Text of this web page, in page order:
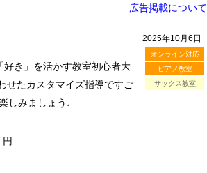
広告掲載について
2025年10月6日
オンライン対応
ピアノ教室
サックス教室
好き」を活かす教室初心者大
せたカスタマイズ指導ですご
しみましょう♩